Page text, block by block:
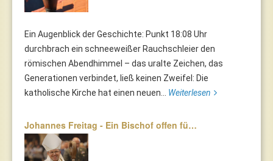
Ein Augenblick der Geschichte: Punkt 18:08 Uhr
durchbrach ein schneeweißer Rauchschleier den
römischen Abendhimmel – das uralte Zeichen, das
Generationen verbindet, ließ keinen Zweifel: Die
katholische Kirche hat einen neuen... Weiterlesen
Johannes Freitag - Ein Bischof offen fü…